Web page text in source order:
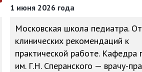
1 июня 2026 года
Московская школа педиатра. От
клинических рекомендаций к
практической работе. Кафедра
им. Г.Н. Сперанского — врачу-